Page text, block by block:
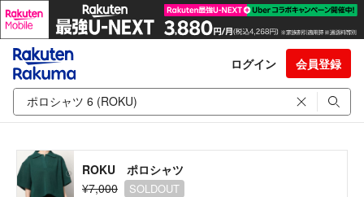
ログイン 会員登録
ROKU ポロシャツ
¥7,000
SOLDOUT